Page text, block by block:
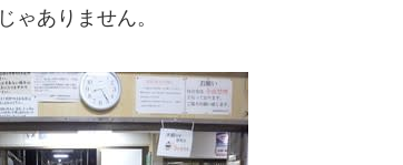
ゃありません。